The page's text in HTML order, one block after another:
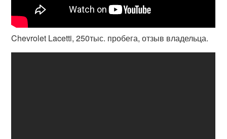
Chevrolet Lacetti, 250тыс. пробега, отзыв владельца.